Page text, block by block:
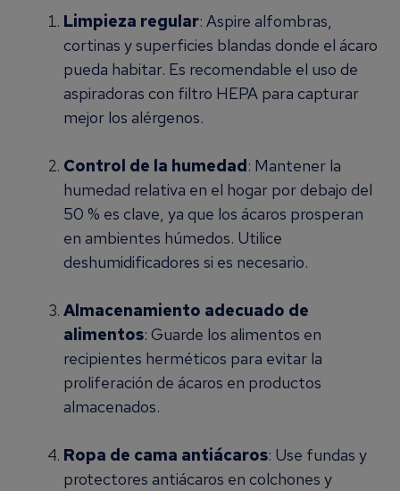
Limpieza regular: Aspire alfombras,
cortinas y superficies blandas donde el ácaro
pueda habitar. Es recomendable el uso de
aspiradoras con filtro HEPA para capturar
mejor los alérgenos.
Control de la humedad: Mantener la
humedad relativa en el hogar por debajo del
50 % es clave, ya que los ácaros prosperan
en ambientes húmedos. Utilice
deshumidificadores si es necesario.
Almacenamiento adecuado de
alimentos: Guarde los alimentos en
recipientes herméticos para evitar la
proliferación de ácaros en productos
almacenados.
Ropa de cama antiácaros: Use fundas y
protectores antiácaros en colchones y